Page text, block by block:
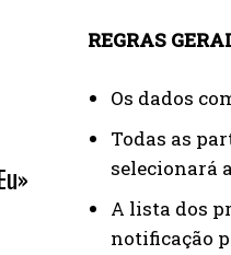
REGRAS
Os dados
Todas as
selecionará
A lista dos
notificação